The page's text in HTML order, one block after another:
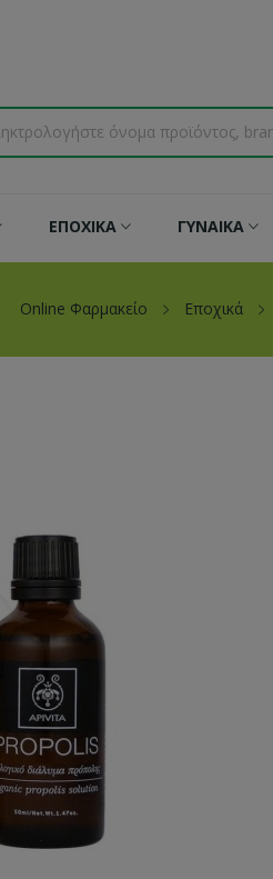
ΕΠΟΧΙΚΑ ΓΥΝΑΙΚΑ
Online Φαρμακείο Εποχικά